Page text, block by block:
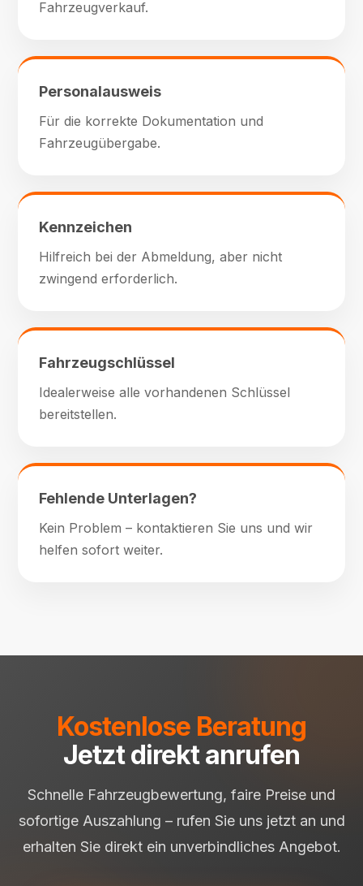
Fahrzeugverkauf.
Personalausweis
Für die korrekte Dokumentation und
Fahrzeugübergabe.
Kennzeichen
Hilfreich bei der Abmeldung, aber nicht
zwingend erforderlich.
Fahrzeugschlüssel
Idealerweise alle vorhandenen Schlüssel
bereitstellen.
Fehlende Unterlagen?
Kein Problem – kontaktieren Sie uns und wir
helfen sofort weiter.
Kostenlose Beratung
Jetzt direkt anrufen
Schnelle Fahrzeugbewertung, faire Preise und
sofortige Auszahlung – rufen Sie uns jetzt an und
erhalten Sie direkt ein unverbindliches Angebot.